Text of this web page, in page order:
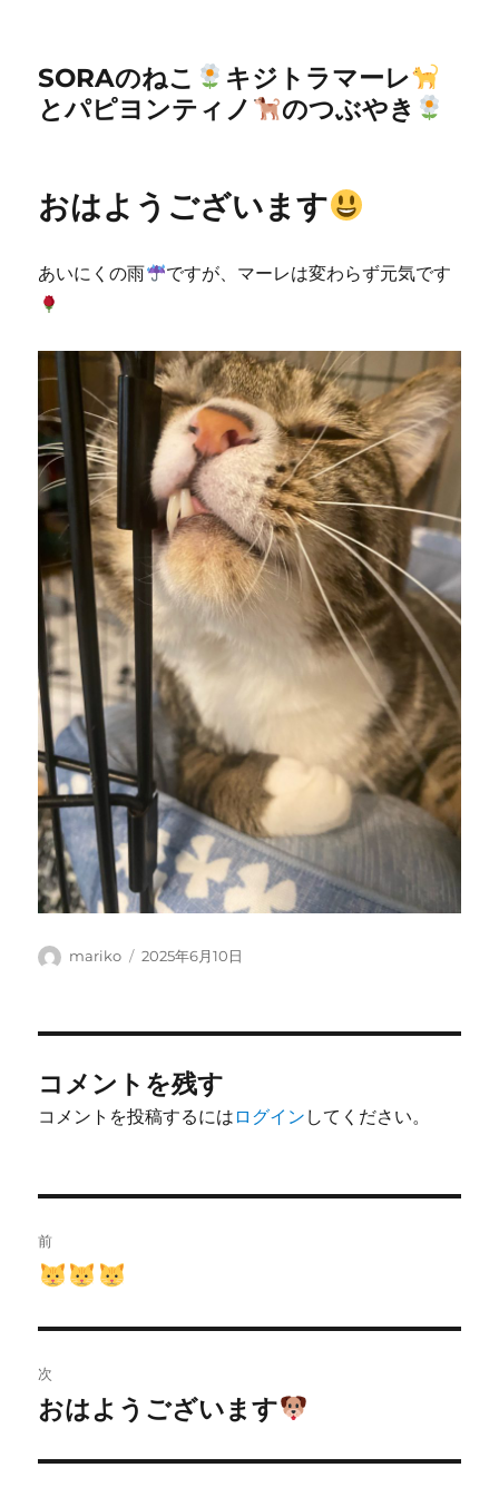
SORAのねこ
キジトラマーレ
とパピヨンティノ
のつぶやき
おはようございます
あいにくの雨 ですが、マーレは変わらず元気です
投
mariko
投
2025年6月10日
コメントを残す
コメントを投稿するには ログイン してください。
稿
ビ
ゲ
ー
前
前
投
稿:
次
次
投
おはようございます